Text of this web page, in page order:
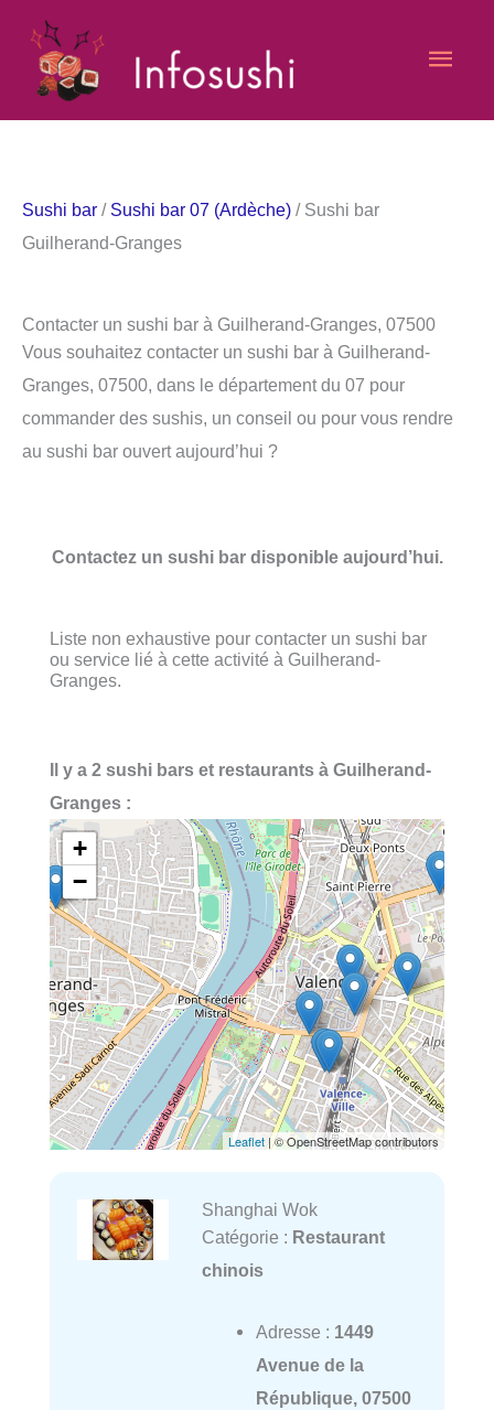
contenu
Sushi bar / Sushi bar 07 (Ardèche) / Sushi bar
Guilherand-Granges
Contacter un sushi bar à Guilherand-Granges, 07500
Vous souhaitez contacter un sushi bar à Guilherand-
Granges, 07500, dans le département du 07 pour
commander des sushis, un conseil ou pour vous rendre
au sushi bar ouvert aujourd’hui ?
Contactez un sushi bar disponible aujourd’hui.
Liste non exhaustive pour contacter un sushi bar
ou service lié à cette activité à Guilherand-
Granges.
Il y a 2 sushi bars et restaurants à Guilherand-
Granges :
+
−
Leaflet| © OpenStreetMap contributors
Shanghai Wok
Catégorie : Restaurant
chinois
Adresse : 1449
Avenue de la
République, 07500